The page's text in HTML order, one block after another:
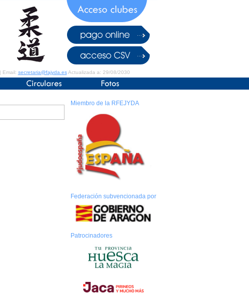
Email: secretaria@fajyda.esActualizada a: 29/08/2030
Miembro de la RFEJYDA
Federación subvencionada por
Patrocinadores